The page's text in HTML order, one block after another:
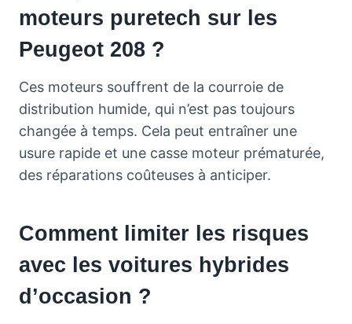
moteurs puretech sur les
Peugeot 208 ?
Ces moteurs souffrent de la courroie de
distribution humide, qui n’est pas toujours
changée à temps. Cela peut entraîner une
usure rapide et une casse moteur prématurée,
des réparations coûteuses à anticiper.
Comment limiter les risques
avec les voitures hybrides
d’occasion ?